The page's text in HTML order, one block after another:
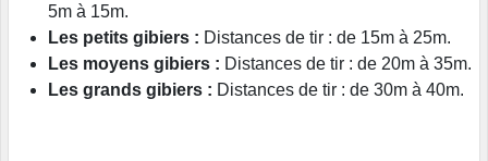
5m à 15m.
Les petits gibiers : Distances de tir : de 15m à 25m.
Les moyens gibiers : Distances de tir : de 20m à 35m.
Les grands gibiers : Distances de tir : de 30m à 40m.